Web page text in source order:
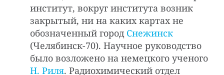
институт, вокруг института возник
закрытый, ни на каких картах не
обозначенный город Снежинск
(Челябинск-70). Научное руководство
было возложено на немецкого ученого
Н. Риля. Радиохимический отдел